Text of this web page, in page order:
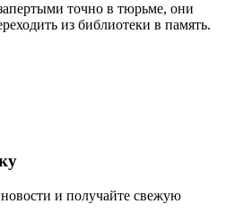
точно в тюрьме, они
из библиотеки в память.
и получайте свежую